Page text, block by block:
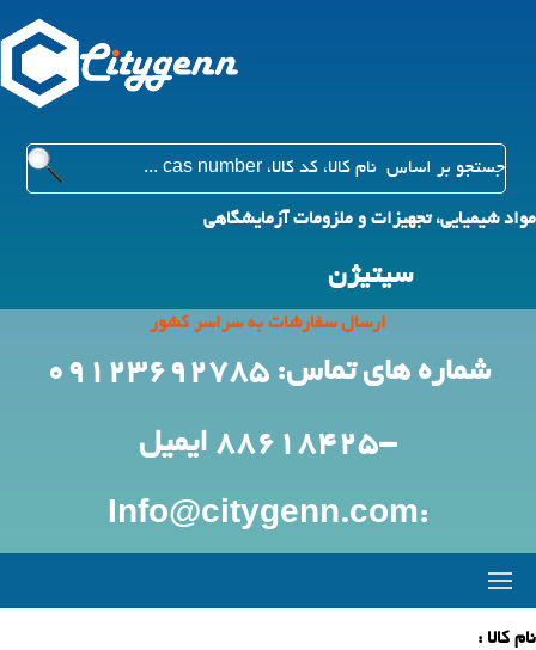
مواد شیمیایی، تجهیزات و ملزومات آزمایشگاهی
سیتیژن
ارسال سفارشات به سراسر کشور
شماره های تماس: 09123692785
-88618425 ایمیل
:Info@citygenn.com
نام کالا :